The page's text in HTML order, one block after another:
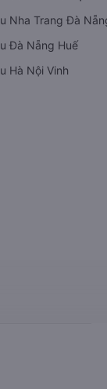
Nha Trang Đà
Đà Nẵng Huế
Hà Nội Vinh